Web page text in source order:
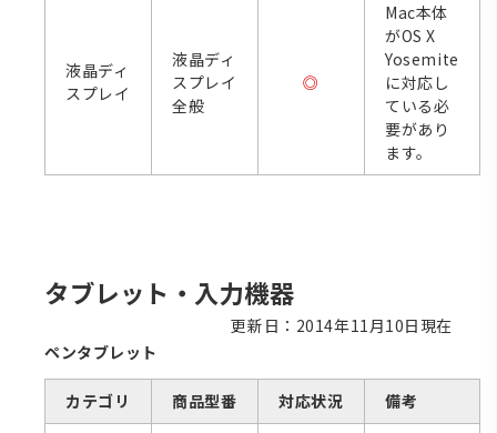
液晶ディ
スプレイ
液晶ディ
スプレイ
全般
◎
Mac本体
がOS X
Yosemite
に対応し
ている必
要があり
ます。
タブレット・入力機器
更新日：2014年11月10日現在
ペンタブレット
カテゴリ 商品型番 対応状況 備考